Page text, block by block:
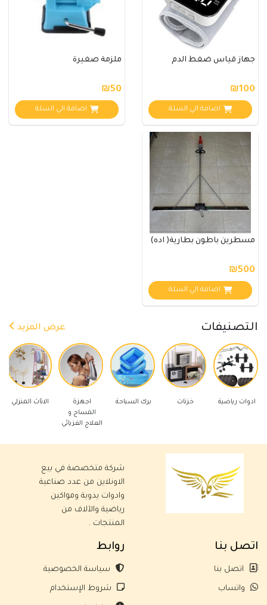
جهاز قياس ضغط الدم
₪100
اضافة الي السلة
ملزمة صغيرة
₪50
اضافة الي السلة
مسطرين باطون بطارية( اده)
₪500
اضافة الي السلة
التصنيفات عرض المزيد
رياضية خزنات برك السباحة
اجهزة
المساج و
العلاج الفزيائي
الاثاث المنزلي ادوات
شركة متخصصة في بيع
الاونلاين من عدد صناعية
وادوات يدوية ومواكين
رياضية والآلاف من
المنتجات .
اتصل بنا
اتصل بنا
واتساب
روابط
سياسة الخصوصية
شروط الإستخدام